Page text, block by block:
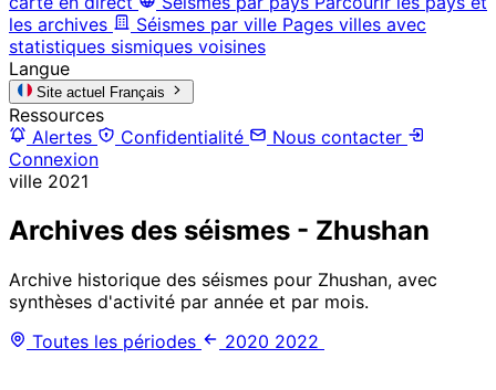
les archives
Séismes par ville Pages villes avec
statistiques sismiques voisines
Langue
Site actuel Français
Ressources
Alertes
Confidentialité
Nous contacter
Connexion
ville 2021
Archives des séismes - Zhushan
Archive historique des séismes pour Zhushan, avec
synthèses d'activité par année et par mois.
Toutes les périodes
2020 2022